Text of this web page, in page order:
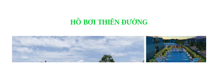
HỒ BƠI THIÊN ĐƯỜNG